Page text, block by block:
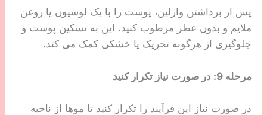
پس از برداشتن وازلین، پوست را با یک لوسیون یا روغن
ملایم و بدون عطر مرطوب کنید. این به تسکین پوست و
جلوگیری از هرگونه تحریک یا خشکی کمک می کند.
مرحله 9: در صورت نیاز تکرار کنید
در صورت نیاز این فرآیند را تکرار کنید تا موها از ناحیه